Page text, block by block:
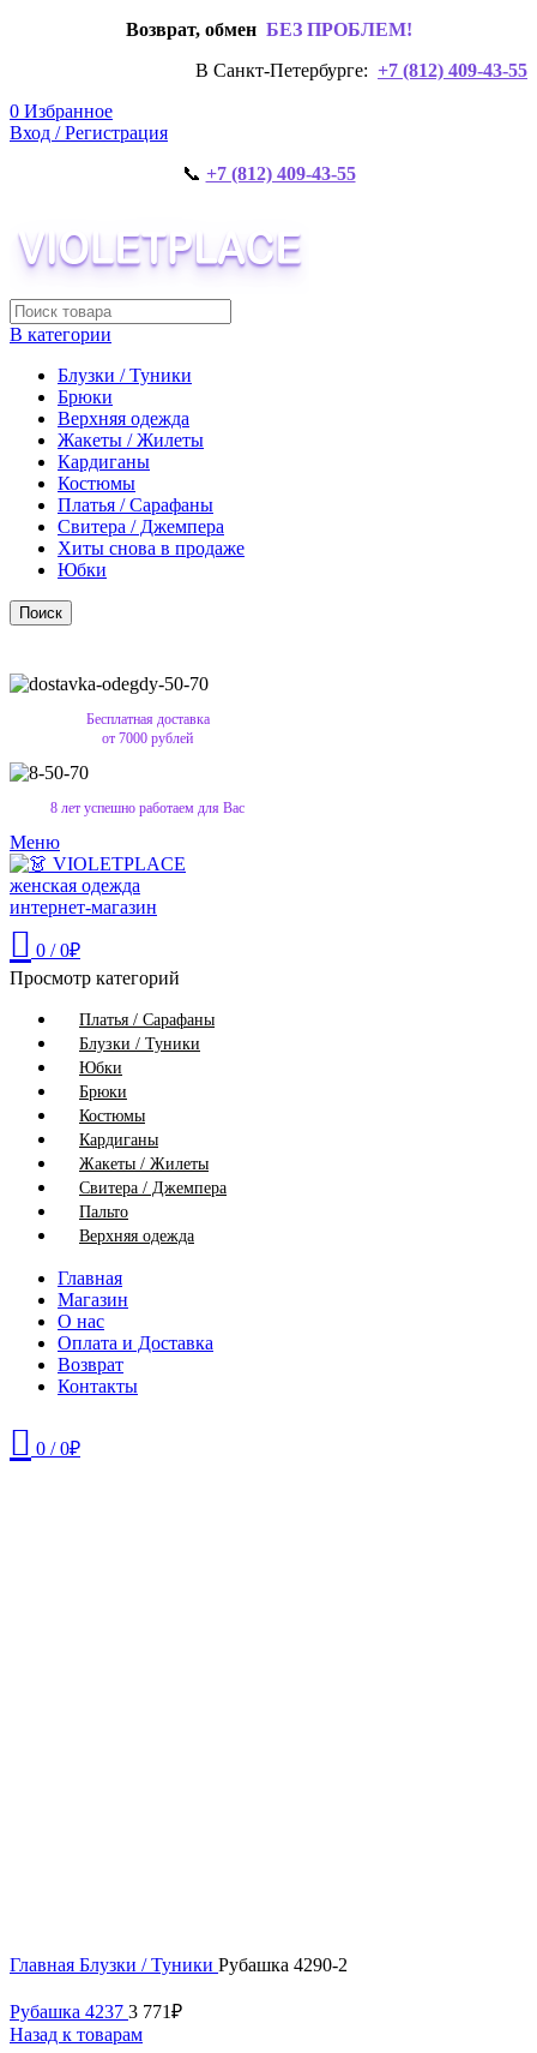
Возврат, обмен БЕЗ ПРОБЛЕМ!
В Санкт-Петербурге: +7 (812) 409-43-55
0 Избранное
Вход / Регистрация
📞 +7 (812) 409-43-55
В категории
Блузки / Туники
Брюки
Верхняя одежда
Жакеты / Жилеты
Кардиганы
Костюмы
Платья / Сарафаны
Свитера / Джемпера
Хиты снова в продаже
Юбки
Поиск
Бесплатная доставка
от 7000 рублей
8 лет успешно работаем для Вас
Меню
0 / 0₽
Просмотр категорий
Платья / Сарафаны
Блузки / Туники
Юбки
Брюки
Костюмы
Кардиганы
Жакеты / Жилеты
Свитера / Джемпера
Пальто
Верхняя одежда
Главная
Магазин
О нас
Оплата и Доставка
Возврат
Контакты
0 / 0₽
Главная Блузки / Туники Рубашка 4290-2
Рубашка 4237 3 771₽
Назад к товарам